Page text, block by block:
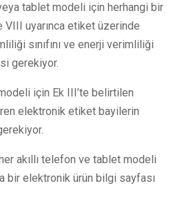
tablet modeli için herhangi bir
uyarınca etiket üzerinde
sınıfını ve enerji verimliliği
gerekiyor.
için Ek III’te belirtilen
elektronik etiket bayilerin
akıllı telefon ve tablet modeli
bir elektronik ürün bilgi sayfası